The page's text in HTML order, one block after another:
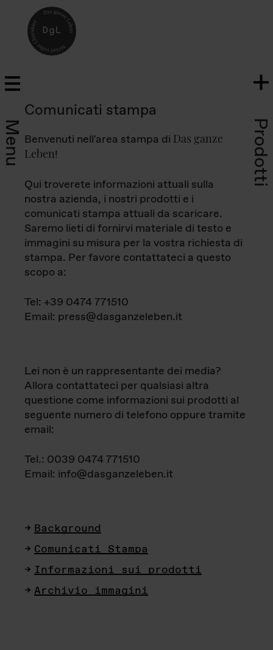
Menu Prodotti
Comunicati stampa
Benvenuti nell'area stampa di Das ganze
Leben!
Qui troverete informazioni attuali sulla
nostra azienda, i nostri prodotti e i
comunicati stampa attuali da scaricare.
Saremo lieti di fornirvi materiale di testo e
immagini su misura per la vostra richiesta di
stampa. Per favore contattateci a questo
scopo a:
Tel: +39 0474 771510
Email: press@dasganzeleben.it
Lei non è un rappresentante dei media?
Allora contattateci per qualsiasi altra
questione come informazioni sui prodotti al
seguente numero di telefono oppure tramite
email:
Tel.: 0039 0474 771510
Email: info@dasganzeleben.it
Background
Comunicati Stampa
Informazioni sui prodotti
Archivio immagini